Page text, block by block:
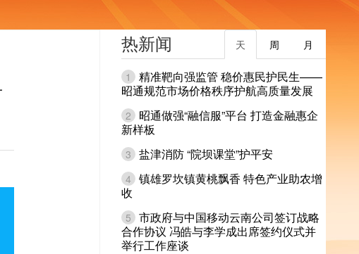
热新闻 月
周
天
1
精准靶向强监管 稳价惠民护民生——
昭通规范市场价格秩序护航高质量发展
2
昭通做强“融信服”平台 打造金融惠企
新样板
3 盐津消防 “院坝课堂”护平安
4 镇雄罗坎镇黄桃飘香 特色产业助农增
收
5 市政府与中国移动云南公司签订战略
合作协议 冯皓与李学成出席签约仪式并
举行工作座谈